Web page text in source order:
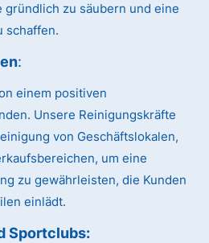
gründlich zu säubern und eine
schaffen.
:
einem positiven
Unsere Reinigungskräfte
von Geschäftslokalen,
um eine
zu gewährleisten, die Kunden
einlädt.
Sportclubs: